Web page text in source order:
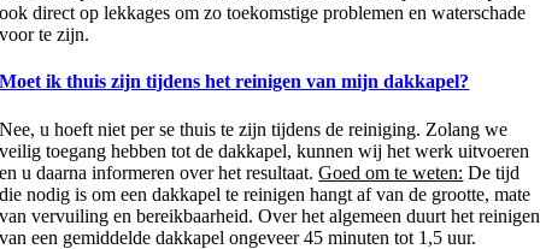
ook direct op lekkages om zo toekomstige problemen en waterschade
voor te zijn.
Moet ik thuis zijn tijdens het reinigen van mijn dakkapel?
Nee, u hoeft niet per se thuis te zijn tijdens de reiniging. Zolang we
veilig toegang hebben tot de dakkapel, kunnen wij het werk uitvoeren
en u daarna informeren over het resultaat.Goed om te weten: De tijd
die nodig is om een dakkapel te reinigen hangt af van de grootte, mate
van vervuiling en bereikbaarheid. Over het algemeen duurt het reinigen
van een gemiddelde dakkapel ongeveer 45 minuten tot 1,5 uur.